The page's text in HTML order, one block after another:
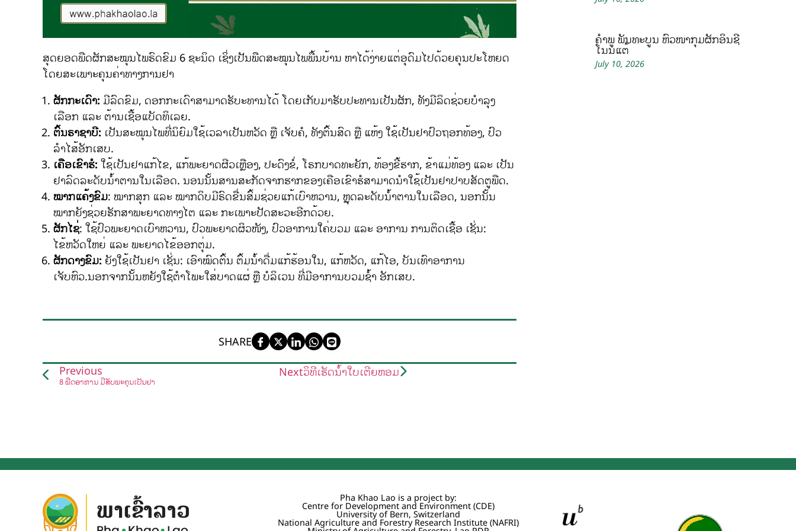
ສຸດຍອດພືດຜັກສະໝຸນໄພຣົດຂົມ 6 ຊະນິດ ເຊິ່ງເປັນພືດສະໝຸນໄພພື້ນບ້ານ ຫາໄດ້ງ່າຍແຕ່ອຸດົມໄປດ້ວຍຄຸນປະໂຫຍດ
ໂດຍສະເພາະຄຸນຄ່າທາງການຢາ
ຜັກກະເດົາ: ມີລົດຂົມ, ດອກກະເດົາສາມາດຮັບະທານໄດ້ ໂດຍເກັບມາຮັບປະທານເປັນຜັກ, ທັງມີລິດຊ່ວຍບໍາລຸງ
ເລືອກ ແລະ ຕ້ານເຊື້ອແບັດທິເລຍ.
ຕົ້ນຣາຊາບີ: ເປັນສະໝຸນໄພທີ່ນິຍົມໃຊ້ເວລາເປັນຫວັດ ຫຼື ເຈັບຄໍ, ທັງຕົ້ນສົດ ຫຼື ແຫ້ງ ໃຊ້ເປັນຢາປົວຖອກທ້ອງ, ປົວ
ລຳໄສ້ອັກເສບ.
ເຄືອເຂົາຮໍ: ໃຊ້ເປັນຢາແກ້ໄຂ, ແກ້ພະຍາດຜີວເຫຼືອງ, ປະດົງຂໍ່, ໂຣກບາດທະຍັກ, ທ້ອງຂີ້ຮາກ, ຂ້າແມ່ທ້ອງ ແລະ ເປັນ
ຢາລົດລະດັບນໍ້າຕານໃນເລືອດ. ນອນນັ້ນສານສະກັດຈາກຮາກຂອງເຄືອເຂົາຮໍສາມາດນຳໃຊ້ເປັນຢາປາບສັດຕູພືດ.
ໝາກແຄ້ງຂົມ: ໝາກສຸກ ແລະ ໝາກດິບມີຣົດຂື່ນສົ້ມຊ່ວຍແກ້ເບົາຫວານ, ຫຼຸດລະດັບນ້ຳຕານໃນເລືອດ, ນອກນັ້ນ
ໝາກຍັງຊ່ວຍຮັກສາພະຍາດທາງໄຕ ແລະ ກະເພາະປັດສະວະອີກດ້ວຍ.
ຜັກໄຊ່: ໃຊ້ປົວພະຍາດເບົາຫວານ, ປົວພະຍາດຜິວໜັງ, ປົວອາການໃຄ່ບວມ ແລະ ອາການ ການຕິດເຊື້ອ ເຊັ່ນ:
ໄຂ້ຫວັດໃຫຍ່ ແລະ ພະຍາດໄຂ້ອອກຕຸ່ມ.
ຜັກດາງຂົມ: ຍັງໃຊ້ເປັນຢາ ເຊັ່ນ: ເອົາໝົດຕົ້ນ ຕົ້ມນໍ້າດື່ມແກ້ຮ້ອນໃນ, ແກ້ຫວັດ, ແກ້ໄອ, ບັນເທົາອາການ
ເຈັບຫົວ.ນອກຈາກນັ້ນຫຍັງໃຊ້ຕໍາໂພະໃສ່ບາດແຜ່ ຫຼື ບໍລິເວນ ທີ່ມີອາການບວມຊໍ້າ ອັກເສບ.
SHARE
Previous
8 ພືດອາຫານ ມີສັບພະຄຸນເປັນຢາ
Nextວິທີເຮັດນ້ຳໃບເຕີຍຫອມ
ຄໍາພູ ພັນທະບູນ ຫົວໜ້າກຸ່ມຜັກອິນຊີ
ໂນນແຕ້
July 10, 2026
Pha Khao Lao is a project by:
Centre for Development and Environment (CDE)
University of Bern, Switzerland
National Agriculture and Forestry Research Institute (NAFRI)